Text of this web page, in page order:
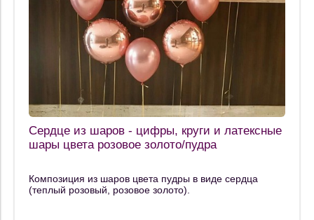
Сердце из шаров - цифры, круги и латексные
шары цвета розовое золото/пудра
Композиция из шаров цвета пудры в виде сердца
(теплый розовый, розовое золото).